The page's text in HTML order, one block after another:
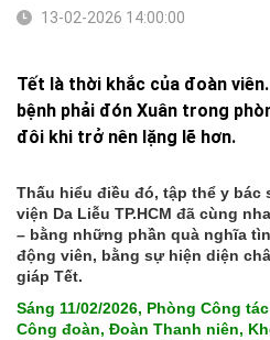
13-02-2026 14:00:00
Tết là thời khắc của đoàn
bệnh phải đón Xuân trong
đôi khi trở nên lặng lẽ hơn.
Thấu hiểu điều đó, tập thể y bác
viện Da Liễu TP.HCM đã cùng
– bằng những phần quà nghĩa
động viên, bằng sự hiện diện
giáp Tết.
Sáng 11/02/2026, Phòng Công
Công đoàn, Đoàn Thanh niên,